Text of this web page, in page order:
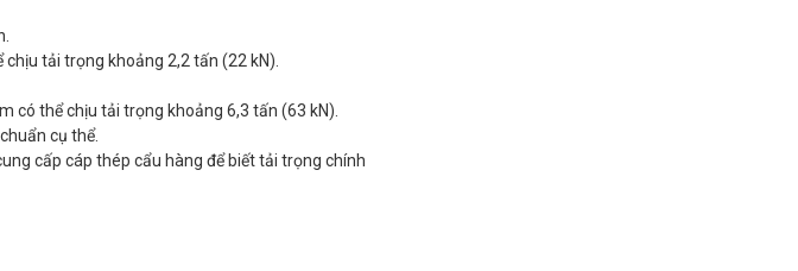
tải trọng khoảng 2,2 tấn (22 kN).
có thể chịu tải trọng khoảng 6,3 tấn (63 kN).
cụ thể.
cấp cáp thép cẩu hàng để biết tải trọng chính